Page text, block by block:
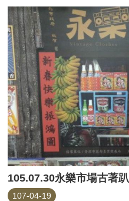
105.07.30永樂市場古著趴
107-04-19